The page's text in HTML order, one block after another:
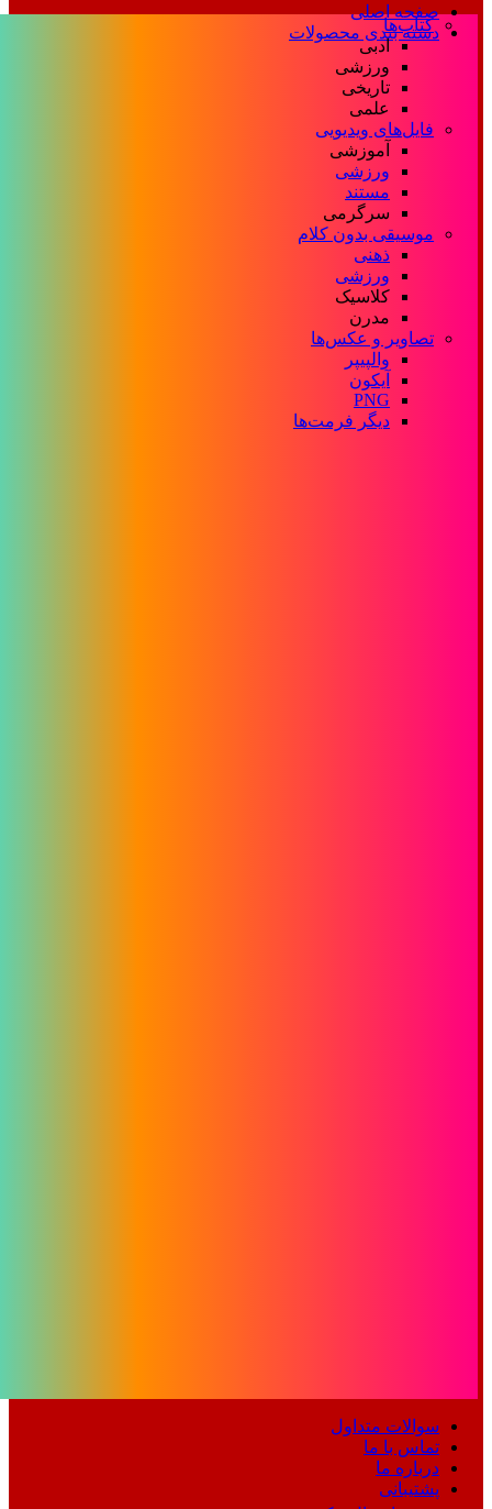
صفحه اصلی
دسته بندی محصولات
کتاب‌ها
ادبی
ورزشی
تاریخی
علمی
فایل‌های ویدیویی
آموزشی
ورزشی
مستند
سرگرمی
موسیقی بدون کلام
ذهنی
ورزشی
کلاسیک
مدرن
تصاویر و عکس‌ها
والپیپر
آیکون
PNG
دیگر فرمت‌ها
سوالات متداول
تماس با ما
درباره ما
پشتیبانی